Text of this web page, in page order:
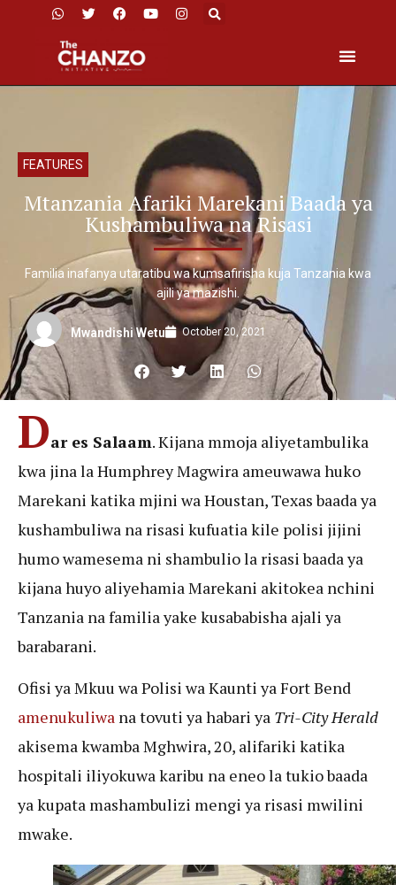
FEATURES
Mtanzania Afariki Marekani Baada ya
Kushambuliwa na Risasi
Familia inafanya utaratibu wa kumsafirisha kuja Tanzania kwa
ajili ya mazishi.
Mwandishi Wetu October 20, 2021
Dar es Salaam. Kijana mmoja aliyetambulika
kwa jina la Humphrey Magwira ameuwawa huko
Marekani katika mjini wa Houstan, Texas baada ya
kushambuliwa na risasi kufuatia kile polisi jijini
humo wamesema ni shambulio la risasi baada ya
kijana huyo aliyehamia Marekani akitokea nchini
Tanzania na familia yake kusababisha ajali ya
barabarani.
Ofisi ya Mkuu wa Polisi wa Kaunti ya Fort Bend
amenukuliwa na tovuti ya habari ya Tri-City Herald
akisema kwamba Mghwira, 20, alifariki katika
hospitali iliyokuwa karibu na eneo la tukio baada
ya kupata mashambulizi mengi ya risasi mwilini
mwake.